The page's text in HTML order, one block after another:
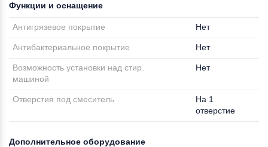
Функции и оснащение
Антигрязевое покрытие Нет
Антибактериальное покрытие Нет
Возможность установки над стир.
машиной
Нет
Отверстия под смеситель
На 1
отверстие
Дополнительное оборудование